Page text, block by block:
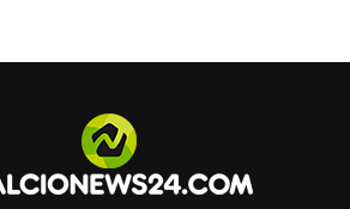
e dirigerà il primo
è chiara, rialzare una
LEGGI ANCHE –Ultime Notizie